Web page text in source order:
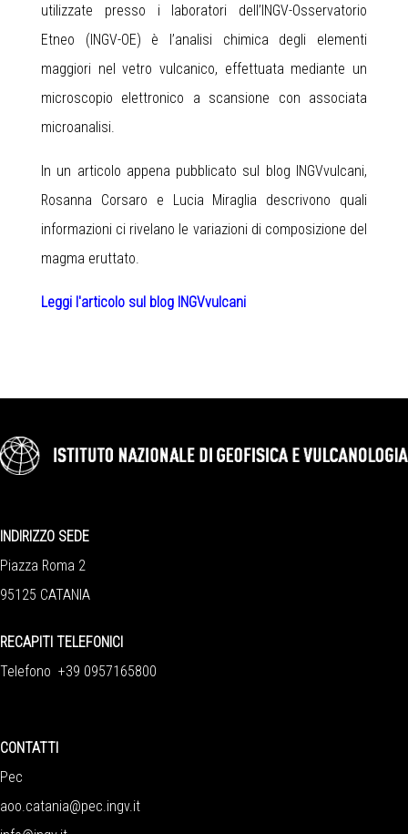
utilizzate presso i laboratori dell’INGV-Osservatorio
Etneo (INGV-OE) è l’analisi chimica degli elementi
maggiori nel vetro vulcanico, effettuata mediante un
microscopio elettronico a scansione con associata
microanalisi.
In un articolo appena pubblicato sul blog INGVvulcani,
Rosanna Corsaro e Lucia Miraglia descrivono quali
informazioni ci rivelano le variazioni di composizione del
magma eruttato.
Leggi l'articolo sul blog INGVvulcani
INDIRIZZO SEDE
Piazza Roma 2
95125 CATANIA
RECAPITI TELEFONICI
Telefono +39 0957165800
CONTATTI
Pec
aoo.catania@pec.ingv.it